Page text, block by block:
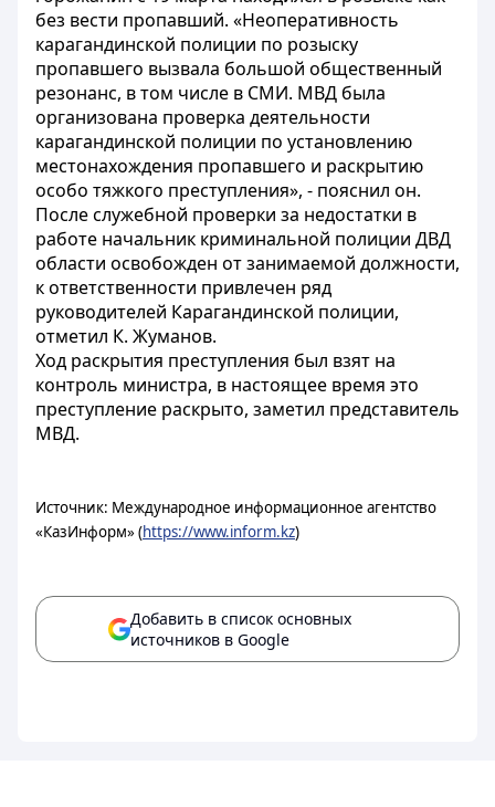
без вести пропавший. «Неоперативность
карагандинской полиции по розыску
пропавшего вызвала большой общественный
резонанс, в том числе в СМИ. МВД была
организована проверка деятельности
карагандинской полиции по установлению
местонахождения пропавшего и раскрытию
особо тяжкого преступления», - пояснил он.
После служебной проверки за недостатки в
работе начальник криминальной полиции ДВД
области освобожден от занимаемой должности,
к ответственности привлечен ряд
руководителей Карагандинской полиции,
отметил К. Жуманов.
Ход раскрытия преступления был взят на
контроль министра, в настоящее время это
преступление раскрыто, заметил представитель
МВД.
Источник: Международное информационное агентство
«КазИнформ» (https://www.inform.kz)
Добавить в список основных
источников в Google